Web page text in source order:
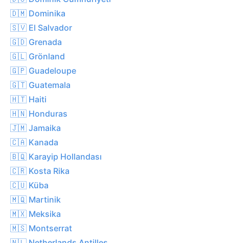
🇩🇲 Dominika
🇸🇻 El Salvador
🇬🇩 Grenada
🇬🇱 Grönland
🇬🇵 Guadeloupe
🇬🇹 Guatemala
🇭🇹 Haiti
🇭🇳 Honduras
🇯🇲 Jamaika
🇨🇦 Kanada
🇧🇶 Karayip Hollandası
🇨🇷 Kosta Rika
🇨🇺 Küba
🇲🇶 Martinik
🇲🇽 Meksika
🇲🇸 Montserrat